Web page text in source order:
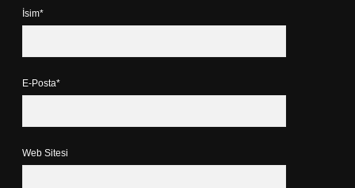
İsim*
E-Posta*
Web Sitesi